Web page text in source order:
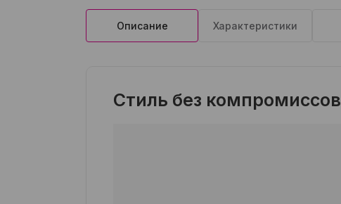
Описание Характеристики
Стиль без компромиссов